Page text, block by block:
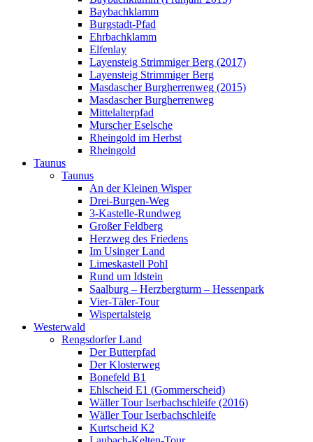
Baybachklamm
Burgstadt-Pfad
Ehrbachklamm
Elfenlay
Layensteig Strimmiger Berg (2017)
Layensteig Strimmiger Berg
Masdascher Burgherrenweg (2015)
Masdascher Burgherrenweg
Mittelalterpfad
Murscher Eselsche
Rheingold im Herbst
Rheingold
Taunus
Taunus
An der Kleinen Wisper
Drei-Burgen-Weg
3-Kastelle-Rundweg
Großer Feldberg
Herzweg des Friedens
Im Usinger Land
Limeskastell Pohl
Rund um Idstein
Saalburg – Herzbergturm – Hessenpark
Vier-Täler-Tour
Wispertalsteig
Westerwald
Rengsdorfer Land
Der Butterpfad
Der Klosterweg
Bonefeld B1
Ehlscheid E1 (Gommerscheid)
Wäller Tour Iserbachschleife (2016)
Wäller Tour Iserbachschleife
Kurtscheid K2